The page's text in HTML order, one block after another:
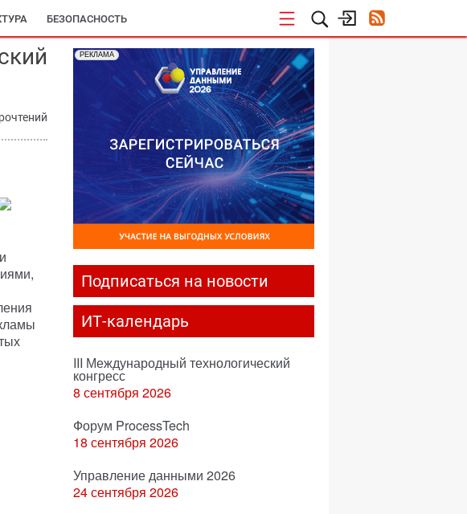
БЕЗОПАСНОСТЬ
РЕКЛАМА
Подписаться на новости
ИТ-календарь
III Международный технологический
конгресс
8 сентября 2026
Форум ProcessTech
18 сентября 2026
Управление данными 2026
24 сентября 2026